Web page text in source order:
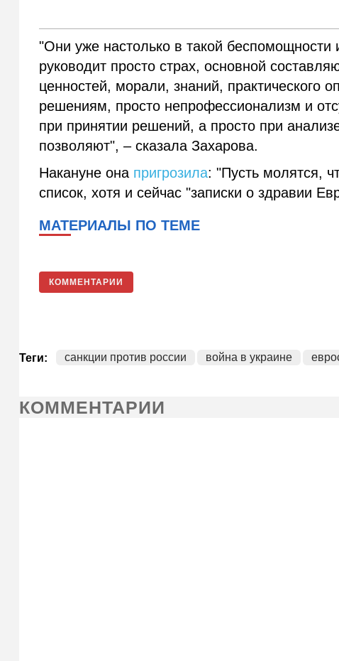
"Они уже настолько в такой беспомощности
руководит просто страх, основной
ценностей, морали, знаний,
решениям, просто непрофессионализм и
при принятии решений, а просто при
позволяют", – сказала Захарова.
Накануне она пригрозила: "Пусть молятся,
список, хотя и сейчас "записки о здравии
МАТЕРИАЛЫ ПО ТЕМЕ
КОММЕНТАРИИ
Теги: санкции против россии война в украине
КОММЕНТАРИИ